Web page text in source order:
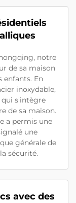
notre
de sa maison
enfants. En
inoxydable,
s'intègre
de sa maison.
a permis une
une
générale de
sécurité.
avec des